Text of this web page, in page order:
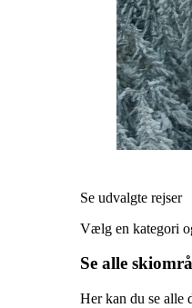
Se udvalgte rejser
Vælg en kategori
Se alle
Her kan du se alle